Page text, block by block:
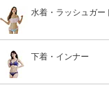
水着・ラッシュガー
下着・インナー